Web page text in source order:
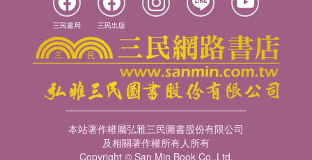
三民書局 三民出版
本站著作權屬弘雅三民圖書股份有限公司
及相關著作權所有人所有
Copyright © San Min Book Co.,Ltd.